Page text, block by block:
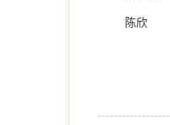
陈欣